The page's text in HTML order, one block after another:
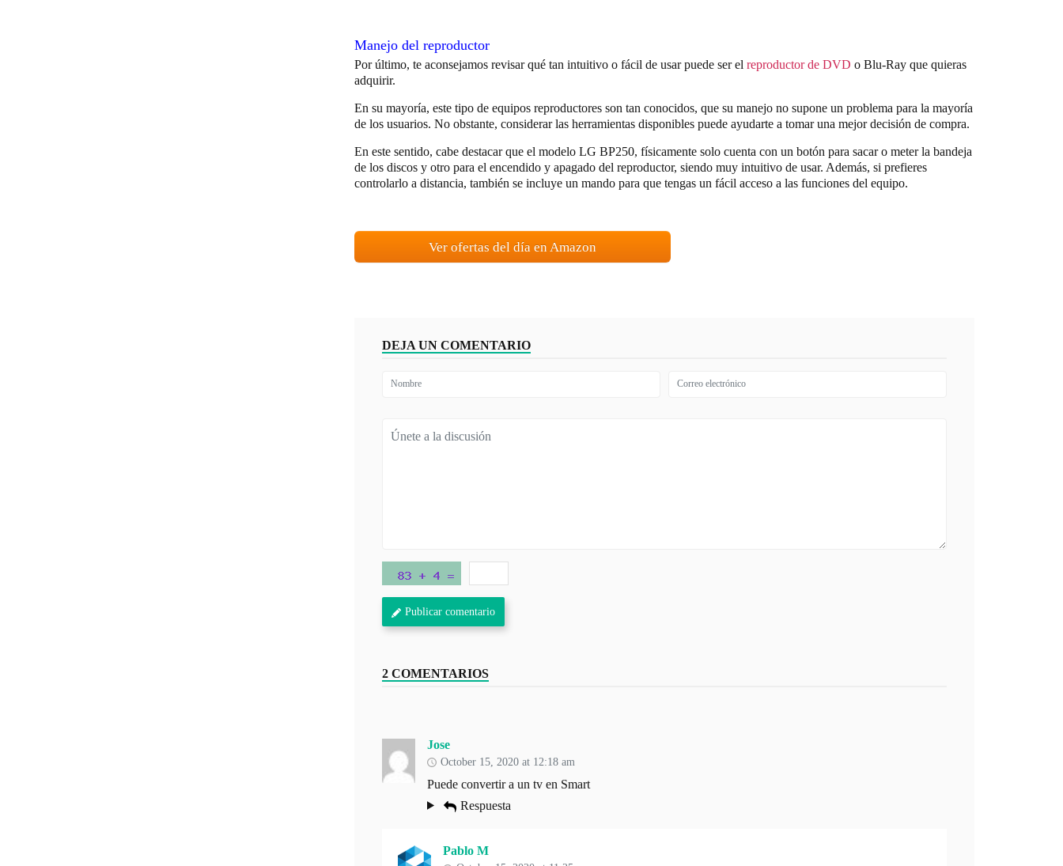
Manejo del reproductor
Por último, te aconsejamos revisar qué tan intuitivo o fácil de usar puede ser elreproductor de DVD o Blu-Ray que quieras
adquirir.
En su mayoría, este tipo de equipos reproductores son tan conocidos, que su manejo no supone un problema para la mayoría
de los usuarios. No obstante, considerar las herramientas disponibles puede ayudarte a tomar una mejor decisión de compra.
En este sentido, cabe destacar que el modelo LG BP250, físicamente solo cuenta con un botón para sacar o meter la bandeja
de los discos y otro para el encendido y apagado del reproductor, siendo muy intuitivo de usar. Además, si prefieres
controlarlo a distancia, también se incluye un mando para que tengas un fácil acceso a las funciones del equipo.
Ver ofertas del día en Amazon
DEJA UN COMENTARIO
Publicar comentario
2 COMENTARIOS
Jose
October 15, 2020 at 12:18 am
Puede convertir a un tv en Smart
Respuesta
Pablo M